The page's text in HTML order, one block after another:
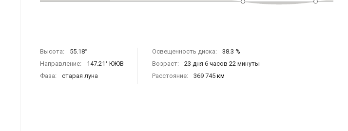
Высота:
55.18°
Направление:
147.21° ЮЮВ
Фаза:
старая луна
Освещенность диска: 38.3 %
Возраст:
23 дня 6 часов 22 минуты
Расстояние:
369 745 км